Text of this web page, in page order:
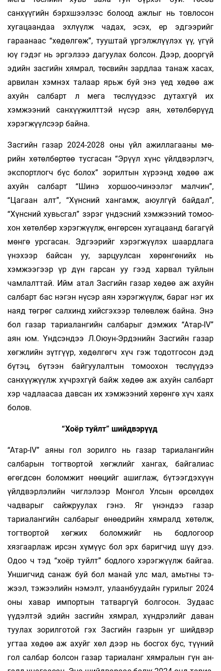
санхүүгийн бэрхшээлээс болоод аж­­­лыг нь товлосон
хугацаандаа эхлүүлж чадах, эсэх, ер эдгээрийг
гараанаас “хөдөлгөж”, тууштай үр­гэлж­­лүү­­лэх үү, үгүй
юү гэдэг нь эргэлзээ дагуулах бол­сон. Дээр, дооргүй
эдийн засгийн хямрал, төсвийн зард­­лаа танаж хасах,
арвилан хэмнэх талаар ярьж буй энэ үед хөдөө аж
ахуйн салбарт л мега төс­­­лүү­­дээс дутахгүй их
хэмжээний санхүүжилттэй нү­­сэр аян, хөтөлбөрүүд
хэрэгжүүлсээр байна.
Засгийн газар 2024-2028 оны үйл ажилла­­­­­­­­­­­­­­­­­­­­­­­гааны мө­­­
рийн хөтөлбөртөө тусгасан “Эрүүл хүнс үйлд­­вэрлэгч,
экспортлогч бүс бо­­­­­­­лох” зо­­­­­­­­­рил­­­­тын хү­­рээнд хөдөө аж
ахуйн сал­­­барт “Шинэ хор­­­­шоо-­­чинээлэг малчин”,
“Цагаан алт”, “Хүнс­­ний хангамж, аюулгүй байдал”,
“Хүнс­­­­­­­­­­ний хувьс­­гал” зэрэг үндэсний хэмжээ­­­ний то­­­­­­­­­­­моо­­­­
хон хөтөл­­бөр хэрэгжүүлж, өнгөр­­сөн ху­­­га­­­­цаанд багагүй
мөнгө урсгасан. Эдгээ­рийг хэ­­­­­рэг­­жүү­­лэх шаардлага
үнэхээр байсан уу, зар­­цуул­­сан хөрөнгөнийх нь
хэмжээгээр үр дүн гарсан уу гээд харвал туйлын
чамлалттай. Ийм атал Засгийн газар хөдөө аж ахуйн
салбарт бас нэ­­гэн нүсэр аян хэрэгжүүлж, бараг нэг их
наяд төг­рөг сал­­хинд хийсгэхээр төлөвлөж байна. Энэ
бол га­зар тариалангийн салбарыг дэмжих “Атар-IV”
аян юм. Үндсэндээ Л.Оюун-Эрдэнийн Зас­­­гийн га­­­­­­зар
хөгжлийн зүтгүүр, хөдөлгөгч хүч гэж то­дот­­­госон дэд
бүтэц, бүтээн байгуулалтын то­­моо­­­хон төслүүдээ
санхүүжүүлж хүчрэхгүй байж хө­­­­дөө аж ахуйн салбарт
хэр чадлаасаа дав­­­­­­­сан их хэмжээний хөрөнгө хүч хаях
болов.
“Хоёр туйлт” шийдвэрүүд
“Атар-IV” аяны гол зорилго нь газар тариа­­лан­­­гийн
салбарын тогтвортой хөгжлийг хан­­­­­­гах, бай­­галиас
өгөгдсөн боломжит нөөцийг ашиг­­­­­лаж, бүтээгдэхүүн
үйлдвэрлэлийн чиглэ­­­­­лээр Монгол Улсын өрсөлдөх
чадварыг сайжруу­­лах гэнэ. Яг үнэндээ газар
тариалангийн салба­­­рыг өнөөдрийн хямралд хөтөлж,
тогтвортой хөг­жих боломжийг нь бодлогоор
хязгаарлаж ир­­­­­сэн хү­­­­­мүүс бол эрх баригчид шүү дээ.
Одоо ч тэд “хоёр туйлт” бодлого хэрэгжүүлж байгаа.
Ун­­­­шиг­­­­­­­чид санаж буй бол манай улс мал, амьтны тэ­­­­
жээл, тэжээлийн нэмэлт, улаанбуудайн гу­­ри­лыг 2024
оны хавар импортын татваргүй бол­­­­госон. Зудаас
үүдэлтэй эдийн засгийн хям­­­­рал, хүнд­­­­рэлийг даван
туулах зорилготой гэх Зас­­­­­­гийн газрын уг шийдвэр
угтаа хөдөө аж ахуйг хөл дээр нь босгох бус, түүний
гол сал­­бар бол­­­­сон газар тариаланг хямралын гүн ан­­­